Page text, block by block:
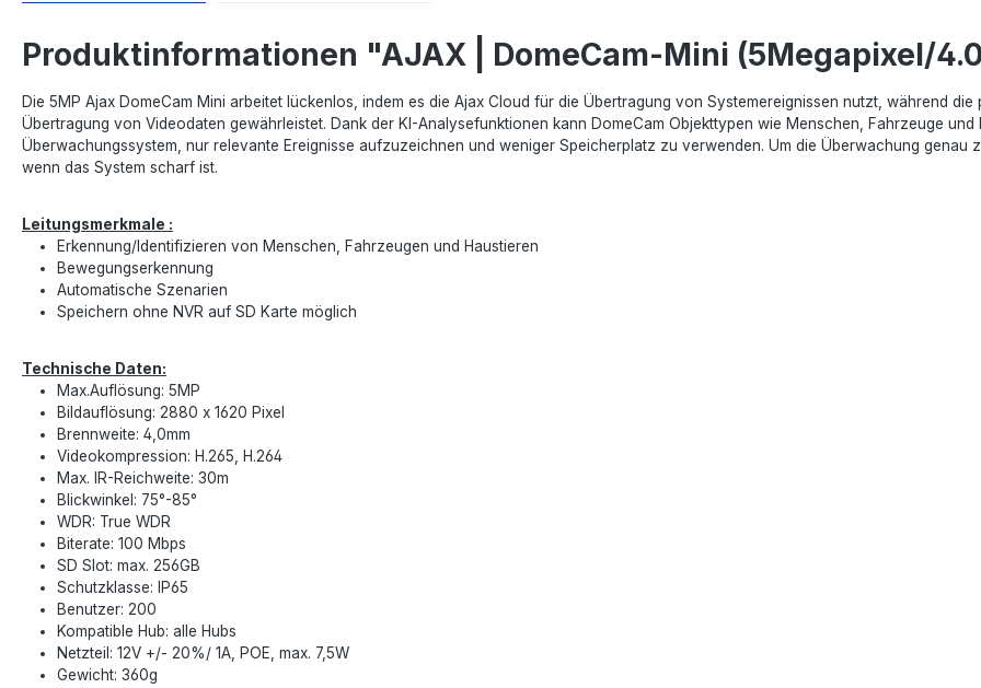
Produktinformationen "AJAX | DomeCam-Mini (5Megapixel/
Die 5MP Ajax DomeCam Mini arbeitet lückenlos, indem es die Ajax Cloud für die Übertragung von Systemereignissen nutzt, während
Übertragung von Videodaten gewährleistet. Dank der KI-Analysefunktionen kann DomeCam Objekttypen wie Menschen, Fahrzeuge
Überwachungssystem, nur relevante Ereignisse aufzuzeichnen und weniger Speicherplatz zu verwenden. Um die Überwachung genau
wenn das System scharf ist.
Leitungsmerkmale :
Erkennung/Identifizieren von Menschen, Fahrzeugen und Haustieren
Bewegungserkennung
Automatische Szenarien
Speichern ohne NVR auf SD Karte möglich
Technische Daten:
Max.Auflösung: 5MP
Bildauflösung: 2880 x 1620 Pixel
Brennweite: 4,0mm
Videokompression: H.265, H.264
Max. IR-Reichweite: 30m
Blickwinkel: 75°-85°
WDR: True WDR
Biterate: 100 Mbps
SD Slot: max. 256GB
Schutzklasse: IP65
Benutzer: 200
Kompatible Hub: alle Hubs
Netzteil: 12V +/- 20%/ 1A, POE, max. 7,5W
Gewicht: 360g